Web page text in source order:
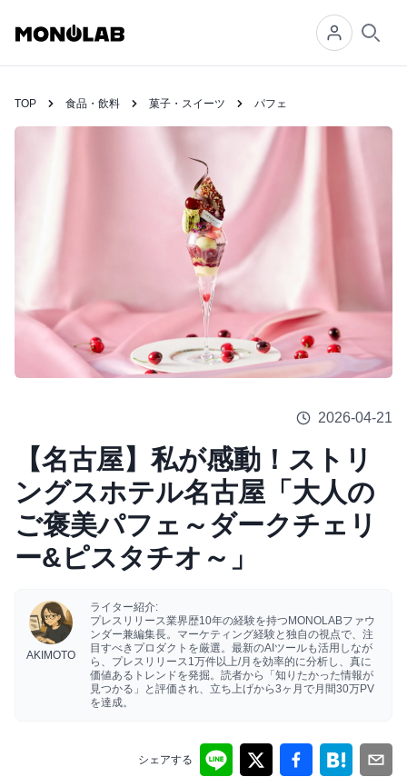
TOP 食品・飲料 菓子・スイーツ パフェ
2026-04-21
【名古屋】私が感動！ストリ
ングスホテル名古屋「大人の
ご褒美パフェ～ダークチェリ
ー&ピスタチオ～」
AKIMOTO
ライター紹介:
プレスリリース業界歴10年の経験を持つMONOLABファウ
ンダー兼編集長。マーケティング経験と独自の視点で、注
目すべきプロダクトを厳選。最新のAIツールも活用しなが
ら、プレスリリース1万件以上/月を効率的に分析し、真に
価値あるトレンドを発掘。読者から「知りたかった情報が
見つかる」と評価され、立ち上げから3ヶ月で月間30万PV
を達成。
シェアする